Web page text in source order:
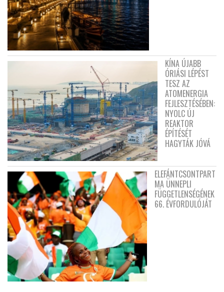
KÍNA ÚJABB
ÓRIÁSI LÉPÉST
TESZ AZ
ATOMENERGIA
FEJLESZTÉSÉBEN:
NYOLC ÚJ
REAKTOR
ÉPÍTÉSÉT
HAGYTÁK JÓVÁ
ELEFÁNTCSONTPART
MA ÜNNEPLI
FÜGGETLENSÉGÉNEK
66. ÉVFORDULÓJÁT